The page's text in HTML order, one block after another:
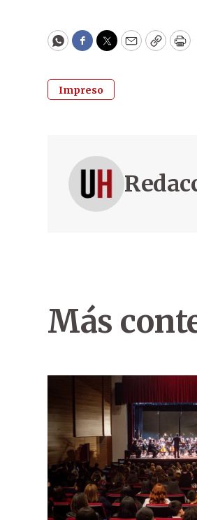
WhatsApp
Facebook
Twitter
EmailCopy
Impreso
Más